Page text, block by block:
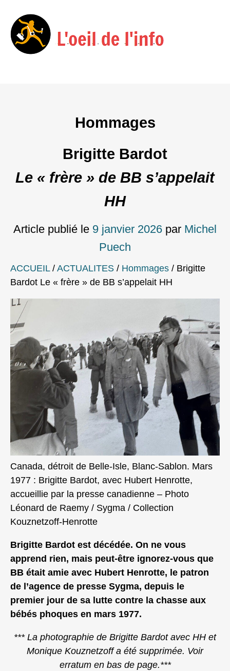
Hommages
Brigitte Bardot
Le « frère » de BB s’appelait
HH
Article publié le 9 janvier 2026 par Michel
Puech
ACCUEIL/ ACTUALITES / Hommages / Brigitte
Bardot Le « frère » de BB s’appelait HH
Canada, détroit de Belle‑Isle, Blanc‑Sablon. Mars
1977 : Brigitte Bardot, avec Hubert Henrotte,
accueillie par la presse canadienne – Photo
Léonard de Raemy / Sygma / Collection
Kouznetzoff‑Henrotte
Brigitte Bardot est décédée. On ne vous
apprend rien, mais peut‑être ignorez‑vous que
BB était amie avec Hubert Henrotte, le patron
de l’agence de presse Sygma, depuis le
premier jour de sa lutte contre la chasse aux
bébés phoques en mars 1977.
*** La photographie de Brigitte Bardot avec HH et
Monique Kouznetzoff a été supprimée. Voir
erratum en bas de page.***